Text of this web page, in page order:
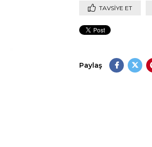
TAVSIYE ET
Paylaş